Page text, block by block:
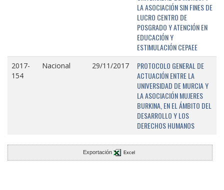
LA ASOCIACIÓN SIN FINES DE
LUCRO CENTRO DE
POSGRADO Y ATENCIÓN EN
EDUCACIÓN Y
ESTIMULACIÓN CEPAEE
2017-
154
Nacional 29/11/2017
PROTOCOLO GENERAL DE
ACTUACIÓN ENTRE LA
UNIVERSIDAD DE MURCIA Y
LA ASOCIACIÓN MUJERES
BURKINA, EN EL ÁMBITO DEL
DESARROLLO Y LOS
DERECHOS HUMANOS
Exportación Excel